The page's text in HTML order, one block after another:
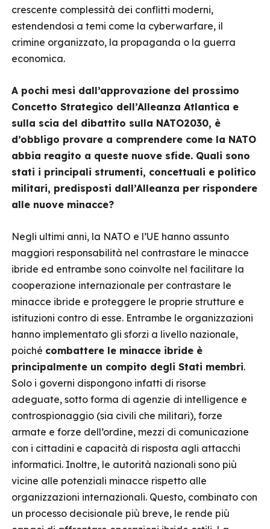
crescente complessità dei conflitti moderni,
estendendosi a temi come la cyberwarfare, il
crimine organizzato, la propaganda o la guerra
economica.
A pochi mesi dall’approvazione del prossimo
Concetto Strategico dell’Alleanza Atlantica e
sulla scia del dibattito sulla NATO2030, è
d’obbligo provare a comprendere come la NATO
abbia reagito a queste nuove sfide. Quali sono
stati i principali strumenti, concettuali e politico
militari, predisposti dall’Alleanza per rispondere
alle nuove minacce?
Negli ultimi anni, la NATO e l’UE hanno assunto
maggiori responsabilità nel contrastare le minacce
ibride ed entrambe sono coinvolte nel facilitare la
cooperazione internazionale per contrastare le
minacce ibride e proteggere le proprie strutture e
istituzioni contro di esse. Entrambe le organizzazioni
hanno implementato gli sforzi a livello nazionale,
poiché combattere le minacce ibride è
principalmente un compito degli Stati membri.
Solo i governi dispongono infatti di risorse
adeguate, sotto forma di agenzie di intelligence e
controspionaggio (sia civili che militari), forze
armate e forze dell’ordine, mezzi di comunicazione
con i cittadini e capacità di risposta agli attacchi
informatici. Inoltre, le autorità nazionali sono più
vicine alle potenziali minacce rispetto alle
organizzazioni internazionali. Questo, combinato con
un processo decisionale più breve, le rende più